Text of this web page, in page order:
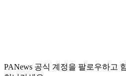
PANews 공식 계정을 팔로우하고